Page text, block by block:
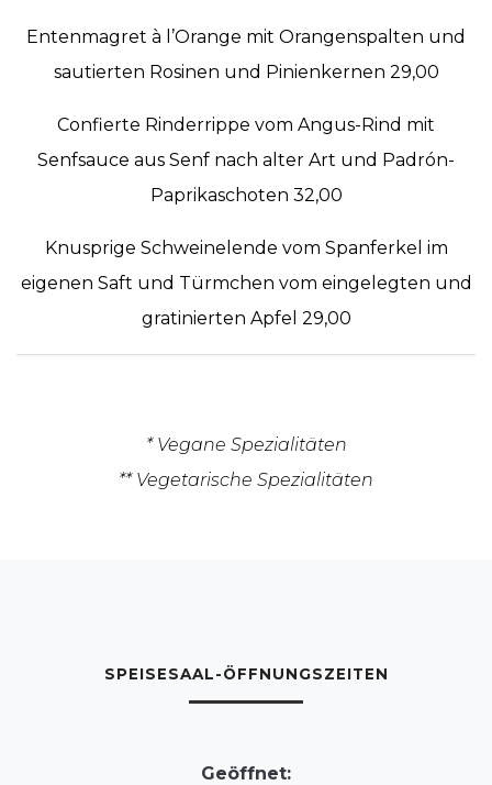
Entenmagret à l’Orange mit Orangenspalten und
sautierten Rosinen und Pinienkernen 29,00
Confierte Rinderrippe vom Angus-Rind mit
Senfsauce aus Senf nach alter Art und Padrón-
Paprikaschoten 32,00
Knusprige Schweinelende vom Spanferkel im
eigenen Saft und Türmchen vom eingelegten und
gratinierten Apfel 29,00
* Vegane Spezialitäten
** Vegetarische Spezialitäten
SPEISESAAL-ÖFFNUNGSZEITEN
Geöffnet: